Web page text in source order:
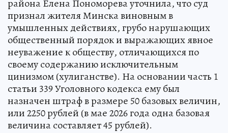
района Елена Пономорева уточнила, что суд
признал жителя Минска виновным в
умышленных действиях, грубо нарушающих
общественный порядок и выражающих явное
неуважение к обществу, отличающихся по
своему содержанию исключительным
цинизмом (хулиганстве). На основании часть 1
статьи 339 Уголовного кодекса ему был
назначен штраф в размере 50 базовых величин,
или 2250 рублей (в мае 2026 года одна базовая
величина составляет 45 рублей).